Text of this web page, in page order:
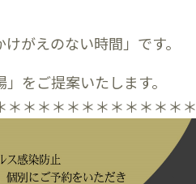
がえのない時間」です。
をご提案いたします。
＊＊＊＊＊＊＊＊＊＊＊＊